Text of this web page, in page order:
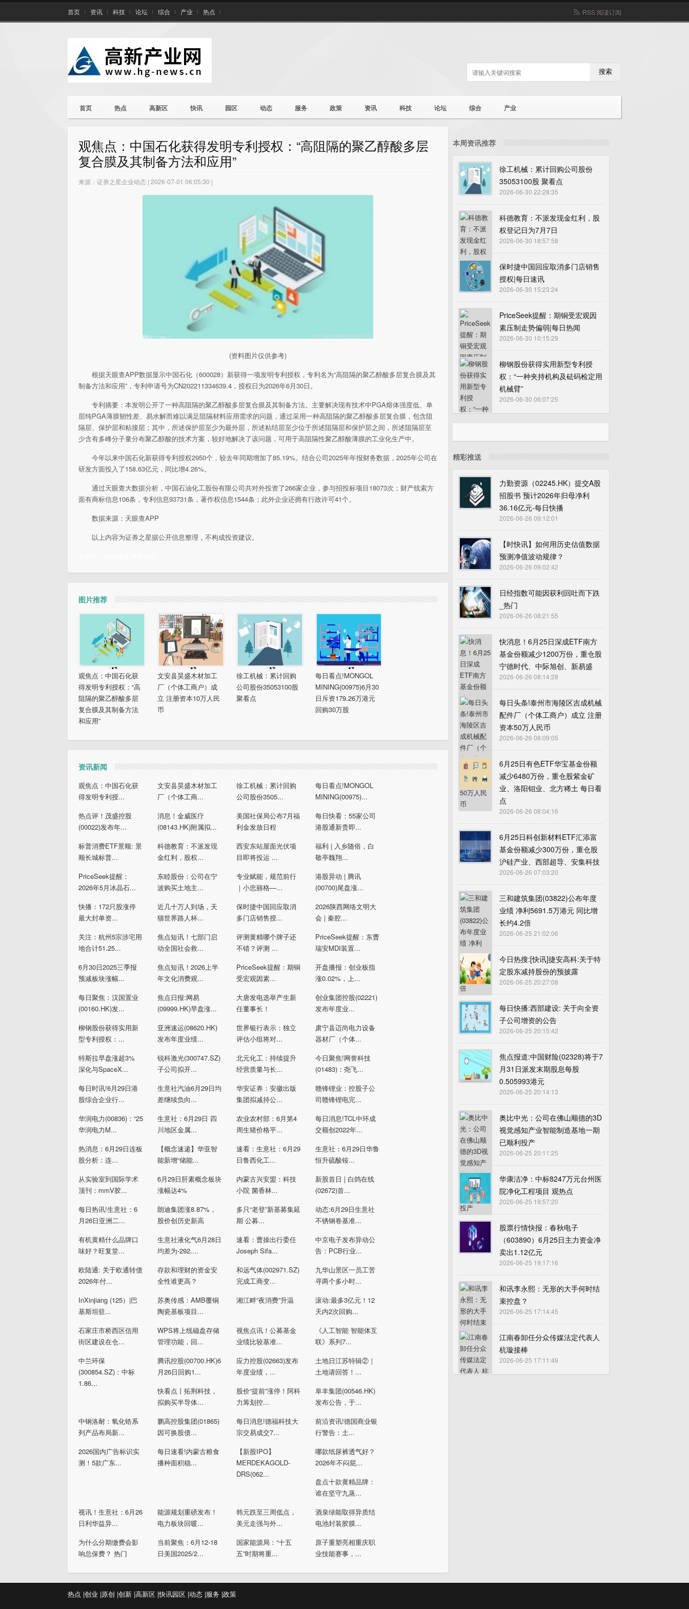
首页 资讯 科技 论坛 综合 产业 热点 RSS 阅读订阅
搜索
首页 热点 高新区 快讯 园区 动态 服务 政策 资讯 科技 论坛 综合 产业
观焦点：中国石化获得发明专利授权：“高阻隔的聚乙醇酸多层
复合膜及其制备方法和应用”
来源：证券之星企业动态 | 2026-07-01 06:05:30 |
(资料图片仅供参考)
根据天眼查APP数据显示中国石化（600028）新获得一项发明专利授权，专利名为“高阻隔的聚乙醇酸多层复合膜及其
制备方法和应用”，专利申请号为CN202211334639.4，授权日为2026年6月30日。
专利摘要：本发明公开了一种高阻隔的聚乙醇酸多层复合膜及其制备方法。主要解决现有技术中PGA熔体强度低、单
层纯PGA薄膜韧性差、易水解而难以满足阻隔材料应用需求的问题，通过采用一种高阻隔的聚乙醇酸多层复合膜，包含阻
隔层、保护层和粘接层；其中，所述保护层至少为最外层，所述粘结层至少位于所述阻隔层和保护层之间，所述阻隔层至
少含有多峰分子量分布聚乙醇酸的技术方案，较好地解决了该问题，可用于高阻隔性聚乙醇酸薄膜的工业化生产中。
今年以来中国石化新获得专利授权2950个，较去年同期增加了85.19%。结合公司2025年年报财务数据，2025年公司在
研发方面投入了158.63亿元，同比增4.26%。
通过天眼查大数据分析，中国石油化工股份有限公司共对外投资了266家企业，参与招投标项目18073次；财产线索方
面有商标信息106条，专利信息93731条，著作权信息1544条；此外企业还拥有行政许可41个。
数据来源：天眼查APP
以上内容为证券之星据公开信息整理，不构成投资建议。
图片推荐
观焦点：中国石化获
得发明专利授权：“高
阻隔的聚乙醇酸多层
复合膜及其制备方法
和应用”
文安县昊盛木材加工
厂（个体工商户）成
立 注册资本10万人民
币
徐工机械：累计回购
公司股份35053100股
聚看点
每日看点!MONGOL
MINING(00975)6月30
日斥资179.26万港元
回购30万股
资讯新闻
观焦点：中国石化获
得发明专利授...
文安县昊盛木材加工
厂（个体工商...
徐工机械：累计回购
公司股份3505...
每日看点!MONGOL
MINING(00975)...
热点评！茂盛控股
(00022)发布年...
消息！金威医疗
(08143.HK)附属拟...
美国社保局公布7月福
利金发放日程
每日快看：55家公司
港股通新贵即...
标普消费ETF景顺: 景
顺长城标普...
科德教育：不派发现
金红利，股权...
西安东站屋面光伏项
目即将投运 ...
福利 | 入乡随俗，白
敬亭魏翔...
PriceSeek提醒：
2026年5月冰晶石...
东睦股份：公司在宁
波购买土地主...
专业赋能，规范前行
｜小忠丽格—...
港股异动 | 腾讯
(00700)尾盘涨...
快播：172只股涨停
最大封单资...
近几十万人到场，天
猫世界路人杯...
保时捷中国回应取消
多门店销售授...
2026陕西网络文明大
会 | 秦腔...
关注：杭州5宗涉宅用
地合计51.25...
焦点短讯！七部门启
动全国社会救...
评测黄精哪个牌子还
不错？评测 ...
PriceSeek提醒：东曹
瑞安MDI装置...
6月30日2025三季报
预减板块涨幅...
焦点短讯！2026上半
年文化消费观...
PriceSeek提醒：期铜
受宏观因素...
开盘播报：创业板指
涨0.02%，上...
每日聚焦：汉国置业
(00160.HK)发...
焦点日报:网易
(09999.HK)早盘涨...
大唐发电选举产生新
任董事长！
创业集团控股(02221)
发布年度业...
柳钢股份获得实用新
型专利授权：...
亚洲速运(08620.HK)
发布年度业绩...
世界银行表示：独立
评估小组将对...
肃宁县迈尚电力设备
器材厂（个体...
特斯拉早盘涨超3%
深化与SpaceX...
锐科激光(300747.SZ)
子公司拟开...
北元化工：持续提升
经营质量与长...
今日聚焦!网誉科技
(01483)：尧飞...
每日时讯!6月29日港
股综合企业行...
生意社汽油6月29日均
差继续负向...
华安证券：安徽出版
集团拟减持公...
赣锋锂业：控股子公
司赣锋锂电完...
华润电力(00836)：“25
华润电力M...
生意社：6月29日 四
川地区金属...
农业农村部：6月第4
周生猪价格平...
每日消息!TCL中环成
交额创2022年...
热消息：6月29日连板
股分析：连...
【概念速递】华亚智
能新增“储能...
速看：生意社：6月29
日鲁西化工...
生意社：6月29日华鲁
恒升硫酸铵...
从实验室到国际学术
顶刊：mmV胶...
6月29日肝素概念板块
涨幅达4%
内蒙古兴安盟：科技
小院 菌香林...
新股首日 | 白鸽在线
(02672)首...
每日热讯!生意社：6
月26日亚洲二...
朗迪集团涨8.87%，
股价创历史新高
多只“老登”新基募集延
期 公募...
动态:6月29日生意社
不锈钢卷基准...
有机黄精什么品牌口
味好？旺复堂...
生意社液化气6月28日
均差为-292....
速看：曹操出行委任
Joseph Sifa...
中京电子发布异动公
告：PCB行业...
欧陆通: 关于欧通转债
2026年付...
存款和理财的资金安
全性谁更高？
和远气体(002971.SZ)
完成工商变...
九华山景区一员工苦
寻两个多小时...
InXinjiang (125）|巴
基斯坦驻...
苏奥传感：AMB覆铜
陶瓷基板项目...
湘江畔“夜消费”升温
滚动:最多3亿元！12
天内2次回购...
石家庄市桥西区信用
街区建设在仓...
WPS将上线磁盘存储
管理功能，回...
视焦点讯！公募基金
业绩比较基准...
《人工智能 智能体互
联》系列7...
中兰环保
(300854.SZ)：中标
1.86...
腾讯控股(00700.HK)6
月26日回购1...
应力控股(02663)发布
年度业绩，...
土地日江苏特辑②｜
土地请回答！...
快看点丨拓荆科技，
拟购买半导体...
股价“提前”涨停！阿科
力筹划控...
阜丰集团(00546.HK)
发布公告，于...
中钢洛耐：氧化锆系
列产品布局新...
鹏高控股集团(01865)
因可换股债...
每日消息!德福科技大
宗交易成交7...
前沿资讯!德国商业银
行警告：土...
2026国内广告标识实
测！5款广东...
每日速看!内蒙古粮食
播种面积稳...
【新股IPO】
MERDEKAGOLD-
DRS(062...
哪款纸尿裤透气好？
2026年不闷屁...
盘点十款黄精品牌：
谁在坚守九蒸...
视讯！生意社：6月26
日利华益异...
能源规划重磅发布！
电力板块回暖...
韩元跌至三周低点，
美元走强与外...
酒泉绿能取得异质结
电池封装胶膜...
为什么分期缴费会影
响总保费？ 热门
当前聚焦：6月12-18
日美国2025/2...
国家能源局：“十五
五”时期将重...
原子重塑亮相重庆职
业技能赛事，...
本周资讯推荐
徐工机械：累计回购公司股份
35053100股 聚看点
2026-06-30 22:28:35
科德教育：不派发现金红利，股
权登记日为7月7日
2026-06-30 18:57:58
保时捷中国回应取消多门店销售
授权|每日速讯
2026-06-30 15:23:24
PriceSeek提醒：期铜受宏观因
素压制走势偏弱|每日热闻
2026-06-30 10:15:29
柳钢股份获得实用新型专利授
权：“一种夹持机构及砝码检定用
机械臂”
2026-06-30 06:07:25
精彩推送
力勤资源（02245.HK）提交A股
招股书 预计2026年归母净利
36.16亿元-每日快播
2026-06-26 09:12:01
【时快讯】如何用历史估值数据
预测净值波动规律？
2026-06-26 09:02:42
日经指数可能因获利回吐而下跌
_热门
2026-06-26 08:21:55
快消息！6月25日深成ETF南方
基金份额减少1200万份，重仓股
宁德时代、中际旭创、新易盛
2026-06-26 08:14:28
每日头条!泰州市海陵区吉成机械
配件厂（个体工商户）成立 注册
资本50万人民币
2026-06-26 08:09:05
6月25日有色ETF华宝基金份额
减少6480万份，重仓股紫金矿
业、洛阳钼业、北方稀土 每日看
点
2026-06-26 08:04:16
6月25日科创新材料ETF汇添富
基金份额减少300万份，重仓股
沪硅产业、西部超导、安集科技
2026-06-26 07:03:20
三和建筑集团(03822)公布年度
业绩 净利5691.5万港元 同比增
长约4.2倍
2026-06-25 21:02:06
今日热搜:[快讯]捷安高科:关于特
定股东减持股份的预披露
2026-06-25 20:27:08
每日快播:西部建设: 关于向全资
子公司增资的公告
2026-06-25 20:15:42
焦点报道:中国财险(02328)将于7
月31日派发末期股息每股
0.505993港元
2026-06-25 20:14:13
奥比中光：公司在佛山顺德的3D
视觉感知产业智能制造基地一期
已顺利投产
2026-06-25 20:11:25
华康洁净：中标8247万元台州医
院净化工程项目 观热点
2026-06-25 19:57:20
股票行情快报：春秋电子
（603890）6月25日主力资金净
卖出1.12亿元
2026-06-25 19:17:16
和讯李永熙：无形的大手何时结
束控盘？
2026-06-25 17:14:45
江南春卸任分众传媒法定代表人
杭璇接棒
2026-06-25 17:11:49
热点 |创业 |原创 |创新 |高新区 |快讯园区 |动态 |服务 |政策